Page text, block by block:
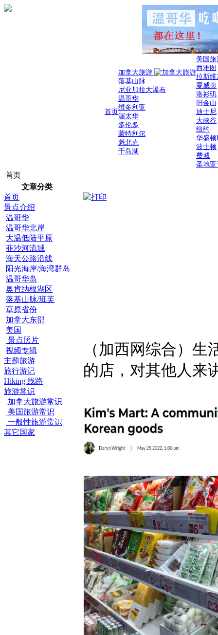
首页
加拿大旅游
落基山脉
尼亚加拉大瀑布
温哥华
维多利亚
渥太华
多伦多
蒙特利尔
魁北克
千岛湖
美国
西雅图
拉斯维
夏威夷
洛衫矶
旧金山
迪士尼
大峡谷
纽约
华盛顿
波士顿
费城
圣地亚
首页
文章分类
首页
景点介绍
温哥华
温哥华北岸
大温低陆平原
菲沙河流域
海天公路沿线
阳光海岸/海湾群岛
温哥华岛
奥肯纳根湖区
落基山脉/班芙
草原省份
加拿大东部
美国
景点照片
视频专辑
主题旅游
旅行游记
Hiking 线路
旅游常识
加拿大旅游常识
美国旅游常识
一般性旅游常识
其它国家
（加西网综合）
的店，对其他人来